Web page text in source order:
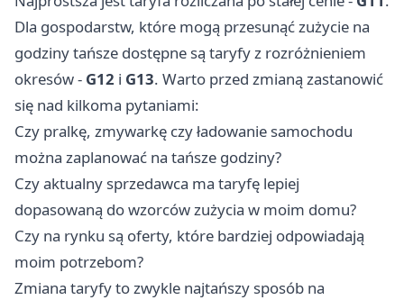
Dla gospodarstw, które mogą przesunąć zużycie na
godziny tańsze dostępne są taryfy z rozróżnieniem
okresów - G12 i G13. Warto przed zmianą zastanowić
się nad kilkoma pytaniami:
Czy pralkę, zmywarkę czy ładowanie samochodu
można zaplanować na tańsze godziny?
Czy aktualny sprzedawca ma taryfę lepiej
dopasowaną do wzorców zużycia w moim domu?
Czy na rynku są oferty, które bardziej odpowiadają
moim potrzebom?
Zmiana taryfy to zwykle najtańszy sposób na